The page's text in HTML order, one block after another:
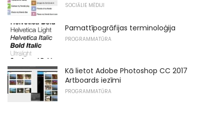
SOCIĀLIE MĒDIJI
Pamattīpogrāfijas terminoloģija
PROGRAMMATŪRA
Kā lietot Adobe Photoshop CC 2017
Artboards iezīmi
PROGRAMMATŪRA